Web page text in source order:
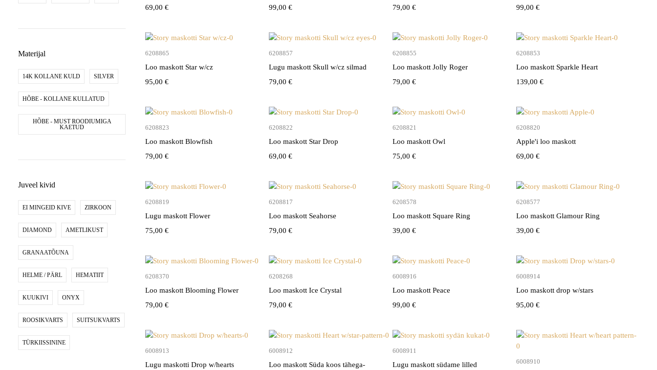
Materijal
14K KOLLANE KULD SILVER
HÕBE - KOLLANE KULLATUD
HÕBE - MUST ROODIUMIGA
KAETUD
Juveel kivid
EI MINGEID KIVE ZIRKOON
DIAMOND AMETLIKUST
GRANAATÕUNA
HELME / PÄRL HEMATIIT
KUUKIVI ONYX
ROOSIKVARTS SUITSUKVARTS
TÜRKIISSININE
69,00 €
99,00 €
79,00 €
99,00 €
6208865
Loo maskott Star w/cz
95,00 €
6208857
Lugu maskott Skull w/cz silmad
79,00 €
6208855
Loo maskott Jolly Roger
79,00 €
6208853
Loo maskott Sparkle Heart
139,00 €
6208823
Loo maskott Blowfish
79,00 €
6208822
Loo maskott Star Drop
69,00 €
6208821
Loo maskott Owl
75,00 €
6208820
Apple'i loo maskott
69,00 €
6208819
Lugu maskott Flower
75,00 €
6208817
Loo maskott Seahorse
79,00 €
6208578
Loo maskott Square Ring
39,00 €
6208577
Loo maskott Glamour Ring
39,00 €
6208370
Loo maskott Blooming Flower
79,00 €
6208268
Loo maskott Ice Crystal
79,00 €
6008916
Loo maskott Peace
99,00 €
6008914
Loo maskott drop w/stars
95,00 €
6008913
Lugu maskotti Drop w/hearts
6008912
Loo maskott Süda koos tähega-
6008911
Lugu maskott südame lilled
6008910